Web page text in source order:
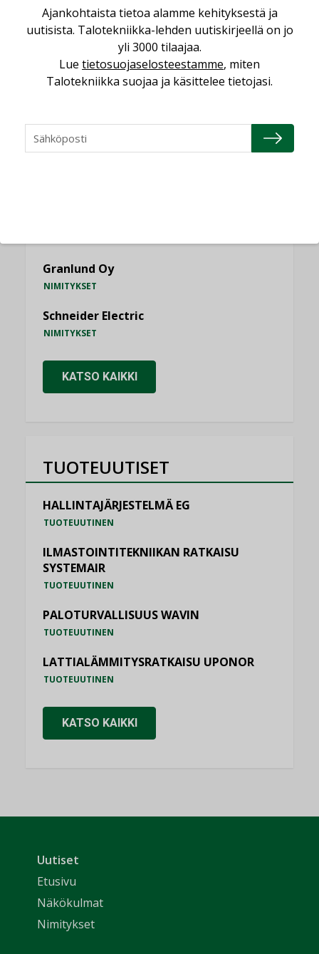
KATSO KAIKKI
NIMITYKSET
Granlund Oy
NIMITYKSET
Schneider Electric
NIMITYKSET
KATSO KAIKKI
TUOTEUUTISET
HALLINTAJÄRJESTELMÄ EG
TUOTEUUTINEN
ILMASTOINTITEKNIIKAN RATKAISU
SYSTEMAIR
TUOTEUUTINEN
PALOTURVALLISUUS WAVIN
TUOTEUUTINEN
LATTIALÄMMITYSRATKAISU UPONOR
TUOTEUUTINEN
KATSO KAIKKI
Uutiset
Etusivu
Näkökulmat
Nimitykset
Ajankohtaista tietoa alamme kehityksestä ja
uutisista. Talotekniikka-lehden uutiskirjeellä on jo
yli 3000 tilaajaa.
Lue tietosuojaselosteestamme, miten
Talotekniikka suojaa ja käsittelee tietojasi.